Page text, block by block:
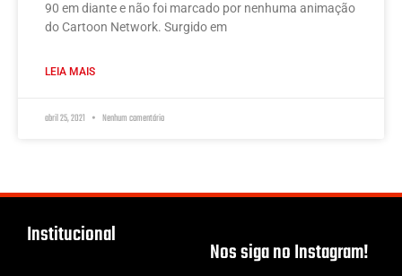
90 em diante e não foi marcado por nenhuma animação
do Cartoon Network. Surgido em
LEIA MAIS
abril 25, 2021 Nenhum comentário
Institucional
Nos siga no Instagram!